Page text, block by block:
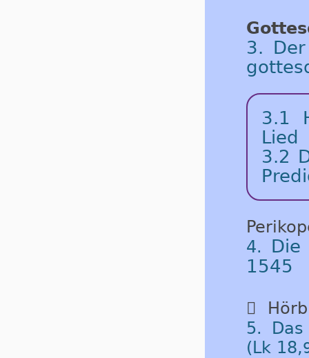
3.
3.1
Lied
3.2
4. Die
1545

5.
(Lk 18,